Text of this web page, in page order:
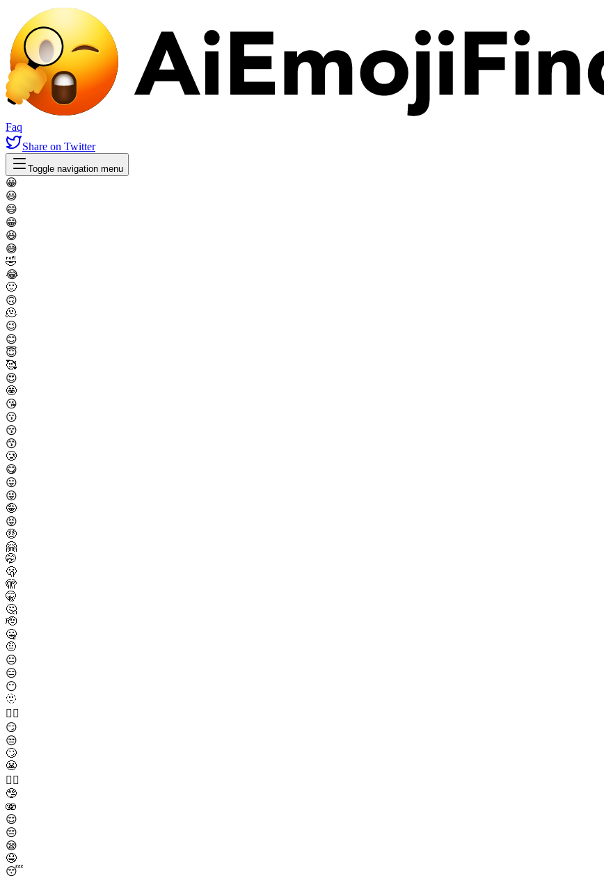
Faq
Share on Twitter
Toggle navigation menu
😀
😃
😄
😁
😆
😅
🤣
😂
🙂
🙃
🫠
😉
😊
😇
🥰
😍
🤩
😘
😗
😚
😙
🥲
😋
😛
😜
🤪
😝
🤑
🤗
🤭
🫢
🫣
🤫
🤔
🫡
🤐
🤨
😐
😑
😶
🫥
😶‍🌫️
😏
😒
🙄
😬
😮‍💨
🤥
🫨
😌
😔
😪
🤤
😴